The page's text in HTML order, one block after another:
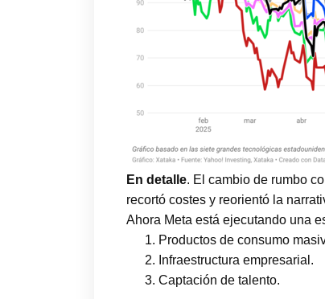
En detalle. El cambio de rumbo
recortó costes y reorientó la
Ahora Meta está ejecutando una
Productos de consumo
Infraestructura empresarial.
Captación de talento.